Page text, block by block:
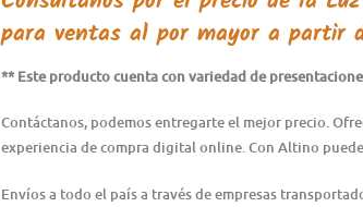
para ventas al por mayor a partir
** Este producto cuenta con variedad de
Contáctanos, podemos entregarte el mejor precio.
experiencia de compra digital online. Con Altino
Envíos a todo el país a través de empresas